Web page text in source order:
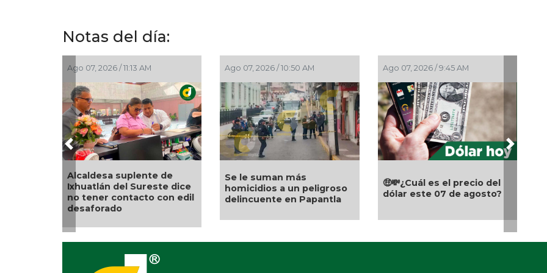
Notas del día:
Ago 07, 2026 / 9:45 AM
🤑💸¿Cuál es el precio del
dólar este 07 de agosto?
Ago 07, 2026 / 9:24 AM
Municipio arrancará
primera etapa de
rehabilitación en el
Ago 07, 2026 / 9:16 AM
DIF Medellín invita a la
Campaña de Salud para
acercar servicios médicos
¡Buen día!
Previous Next